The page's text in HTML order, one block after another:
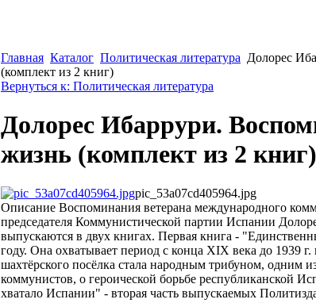
Главная Каталог Политическая литература Долорес
(комплект из 2 книг)
Вернуться к: Политическая литература
Долорес Ибаррури.
жизнь (комплект из 2 книг)
pic_53a07cd405964.jpg
Описание Воспоминания ветерана международного
председателя Коммунистической партии Испании
выпускаются в двух книгах. Первая книга -
году. Она охватывает период с конца XIX века до 1939
шахтёрского посёлка стала народным трибуном, одним
коммунистов, о героической борьбе республиканской
хватало Испании" - вторая часть выпускаемых